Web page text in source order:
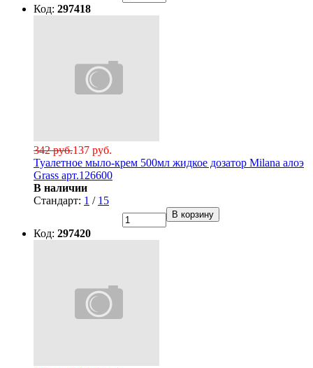
Код: 297418
137 руб.
342 руб.
Туалетное мыло-крем 500мл жидкое дозатор Milana алоэ
Grass арт.126600
В наличии
Стандарт: 1 / 15
В корзину
Код: 297420